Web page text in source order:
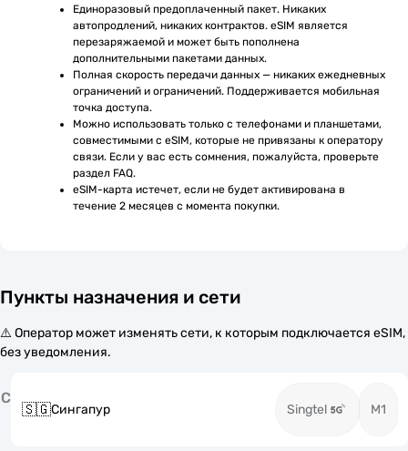
Единоразовый предоплаченный пакет. Никаких
автопродлений, никаких контрактов. eSIM является
перезаряжаемой и может быть пополнена
дополнительными пакетами данных.
Полная скорость передачи данных — никаких ежедневных
ограничений и ограничений. Поддерживается мобильная
точка доступа.
Можно использовать только с телефонами и планшетами,
совместимыми с eSIM, которые не привязаны к оператору
связи. Если у вас есть сомнения, пожалуйста, проверьте
раздел FAQ.
eSIM-карта истечет, если не будет активирована в
течение 2 месяцев с момента покупки.
Пункты назначения и сети
⚠️ Оператор может изменять сети, к которым подключается eSIM,
без уведомления.
С
🇸🇬Сингапур Singtel M1